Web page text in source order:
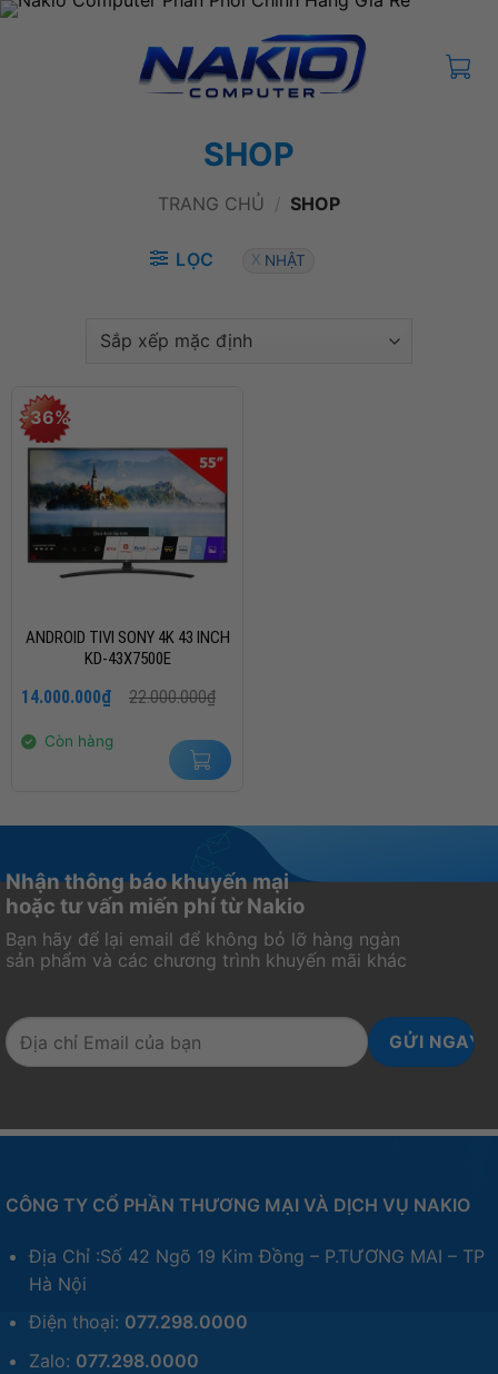
Bỏ
SHOP
TRANG CHỦ / SHOP
LỌC NHẬT
-36%
ANDROID TIVI SONY 4K 43 INCH
KD-43X7500E
22.000.000₫
gốc
22.000.000₫.
14.000.000₫
hiện
là: Còn hàng
Nhận thông báo khuyến mại
hoặc tư vấn miến phí từ Nakio
Bạn hãy để lại email để không bỏ lỡ hàng ngàn
sản phẩm và các chương trình khuyến mãi khác
CÔNG TY CỔ PHẦN THƯƠNG MẠI VÀ DỊCH VỤ NAKIO
Địa Chỉ :Số 42 Ngõ 19 Kim Đồng – P.TƯƠNG MAI – TP
Hà Nội
Điện thoại: 077.298.0000
Zalo: 077.298.0000